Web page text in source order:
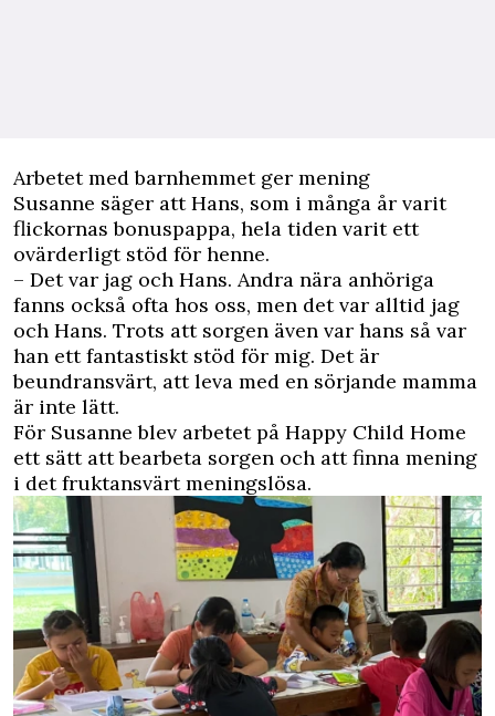
Arbetet med barnhemmet ger mening
Susanne säger att Hans, som i många år varit
flickornas bonuspappa, hela tiden varit ett
ovärderligt stöd för henne.
– Det var jag och Hans. Andra nära anhöriga
fanns också ofta hos oss, men det var alltid jag
och Hans. Trots att sorgen även var hans så var
han ett fantastiskt stöd för mig. Det är
beundransvärt, att leva med en sörjande mamma
är inte lätt.
För Susanne blev arbetet på Happy Child Home
ett sätt att bearbeta sorgen och att finna mening
i det fruktansvärt meningslösa.